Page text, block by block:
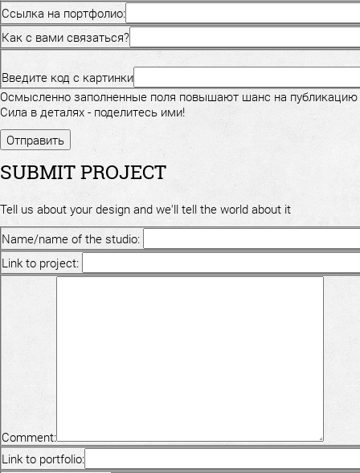
Ссылка на портфолио:
Как с вами связаться?
Введите код с картинки
Осмысленно заполненные поля повышают шанс на публикацию
Сила в деталях - поделитесь ими!
SUBMIT PROJECT
Tell us about your design and we'll tell the world about it
Name/name of the studio:
Link to project:
Comment:
Link to portfolio: